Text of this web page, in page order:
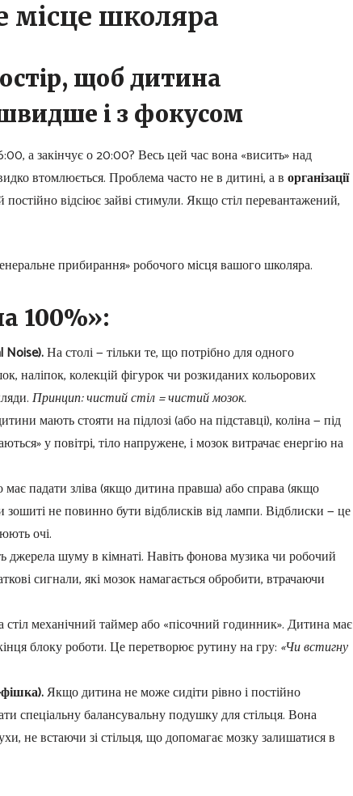
місце школяра
щоб дитина
і з фокусом
а закінчує о 20:00? Весь цей час вона «висить» над
втомлюється. Проблема часто не в дитині, а ворганізації
відсіює зайві стимули. Якщо стіл перевантажений,
прибирання» робочого місця вашого школяра.
100%»:
Noise).На столі — тільки те, що потрібно для одного
наліпок, колекцій фігурок чи розкиданих кольорових
Принцип: чистий стіл = чистий мозок.
мають стояти на підлозі (або на підставці), коліна — під
у повітрі, тіло напружене, і мозок витрачає енергію на
падати зліва (якщо дитина правша) або справа (якщо
не повинно бути відблисків від лампи. Відблиски — це
очі.
джерела шуму в кімнаті. Навіть фонова музика чи робочий
сигнали, які мозок намагається обробити, втрачаючи
механічний таймер або «пісочний годинник». Дитина має
блоку роботи. Це перетворює рутину на гру: «Чи встигну
Якщо дитина не може сидіти рівно і постійно
спеціальну балансувальну подушку для стільця. Вона
не встаючи зі стільця, що допомагає мозку залишатися в